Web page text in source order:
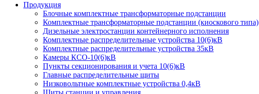
Продукция
Блочные комплектные трансформаторные подстанции
Комплектные трансформаторные подстанции (киоскового типа)
Дизельные электростанции контейнерного исполнения
Комплектные распределительные устройства 10(6)кВ
Комплектные распределительные устройства 35кВ
Камеры КСО-10(6)кВ
Пункты секционирования и учета 10(6)кВ
Главные распределительные щиты
Низковольтные комплектные устройства 0,4кВ
Щиты станции и управления